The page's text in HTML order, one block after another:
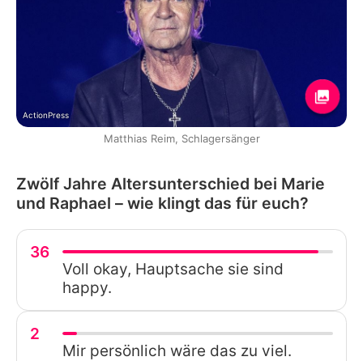
ActionPress
Matthias Reim, Schlagersänger
Zwölf Jahre Altersunterschied bei Marie
und Raphael – wie klingt das für euch?
36
Voll okay, Hauptsache sie sind
happy.
2
Mir persönlich wäre das zu viel.